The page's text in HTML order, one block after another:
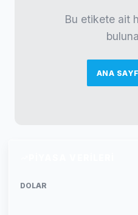
Bu etikete ait
ANA
DOLAR